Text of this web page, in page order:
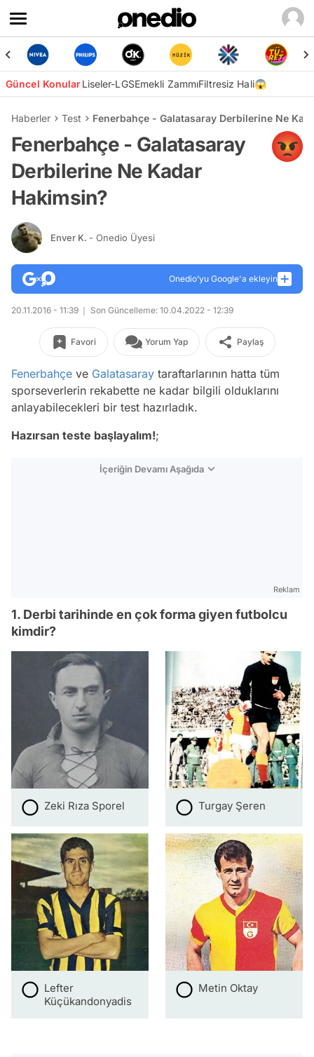
Güncel KonularLiseler-LGSEmekli ZammıFiltresiz Hali😱
Haberler Test Fenerbahçe - Galatasaray Derbilerine Ne
Fenerbahçe - Galatasaray
Derbilerine Ne Kadar
Hakimsin?
Enver K. - Onedio Üyesi
Onedio’yu Google'a ekleyin
20.11.2016 - 11:39 Son Güncelleme: 10.04.2022 - 12:39
Favori Yorum Yap Paylaş
Fenerbahçe ve Galatasaray taraftarlarının hatta tüm
sporseverlerin rekabette ne kadar bilgili olduklarını
anlayabilecekleri bir test hazırladık.
Hazırsan teste başlayalım!;
İçeriğin Devamı Aşağıda
Reklam
1. Derbi tarihinde en çok forma giyen futbolcu
kimdir?
Zeki Rıza Sporel Turgay Şeren
Lefter
Küçükandonyadis
Metin Oktay